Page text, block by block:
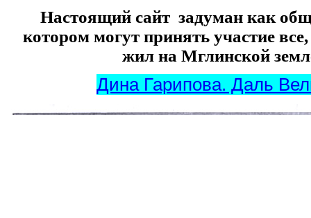
Настоящий сайт задуман как
котором могут принять участие
жил на Мглинской
Дина Гарипова. Даль